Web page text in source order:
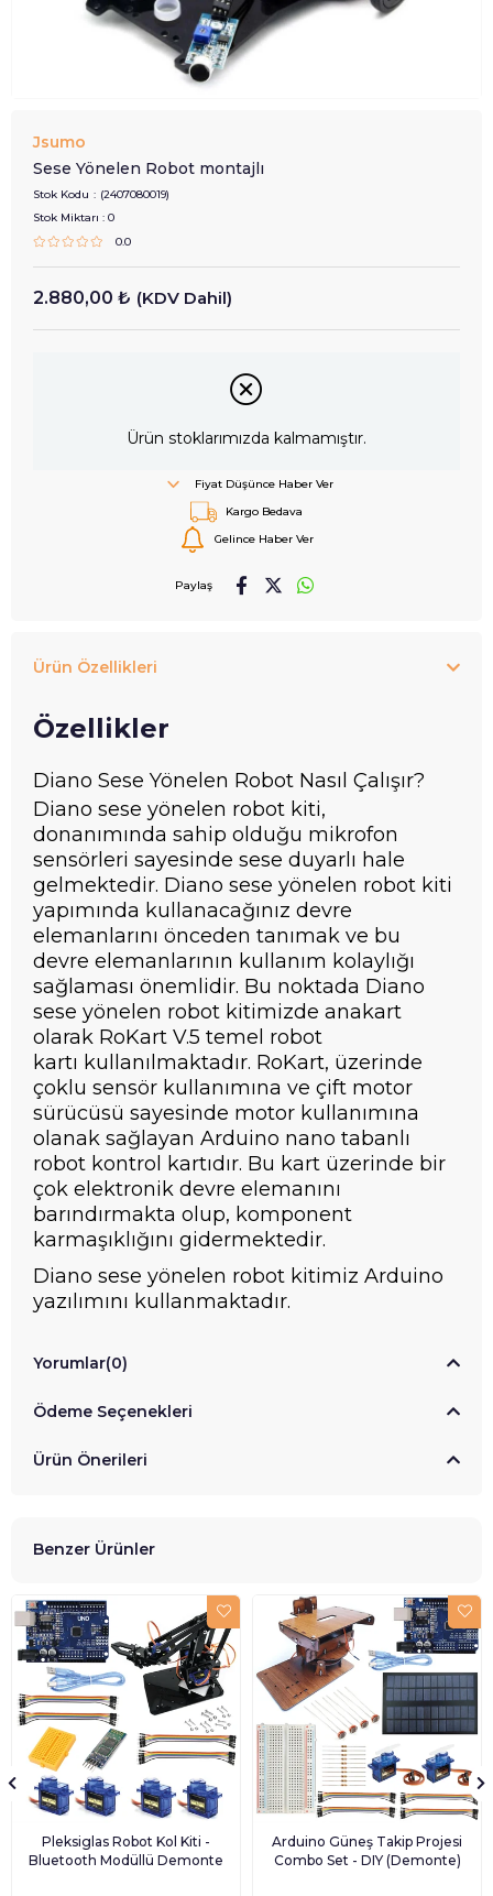
Jsumo
Sese Yönelen Robot montajlı
Stok Kodu
(2407080019)
Stok Miktarı : 0
0.0
2.880,00 ₺ (KDV Dahil)
Ürün stoklarımızda kalmamıştır.
Fiyat Düşünce Haber Ver
Kargo Bedava
Gelince Haber Ver
Paylaş
Ürün Özellikleri
Özellikler
Diano Sese Yönelen Robot Nasıl Çalışır?
Diano sese yönelen robot kiti,
donanımında sahip olduğu mikrofon
sensörleri sayesinde sese duyarlı hale
gelmektedir. Diano sese yönelen robot kiti
yapımında kullanacağınız devre
elemanlarını önceden tanımak ve bu
devre elemanlarının kullanım kolaylığı
sağlaması önemlidir. Bu noktada Diano
sese yönelen robot kitimizde anakart
olarak RoKart V.5 temel robot
kartı kullanılmaktadır. RoKart, üzerinde
çoklu sensör kullanımına ve çift motor
sürücüsü sayesinde motor kullanımına
olanak sağlayan Arduino nano tabanlı
robot kontrol kartıdır. Bu kart üzerinde bir
çok elektronik devre elemanını
barındırmakta olup, komponent
karmaşıklığını gidermektedir.
Diano sese yönelen robot kitimiz Arduino
yazılımını kullanmaktadır.
Yorumlar(0)
Ödeme Seçenekleri
Ürün Önerileri
Benzer Ürünler
Pleksiglas Robot Kol Kiti -
Bluetooth Modüllü Demonte
Arduino Güneş Takip Projesi
Combo Set - DIY (Demonte)